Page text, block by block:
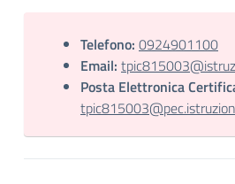
Telefono: 0924901100
Email:
Posta Elettronica